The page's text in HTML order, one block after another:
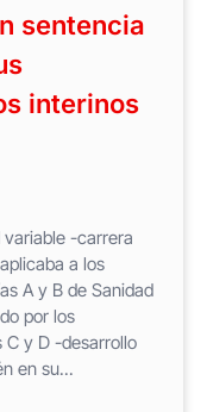
sentencia
interinos
variable -carrera
a los
A y B de Sanidad
por los
C y D -desarrollo
en su...